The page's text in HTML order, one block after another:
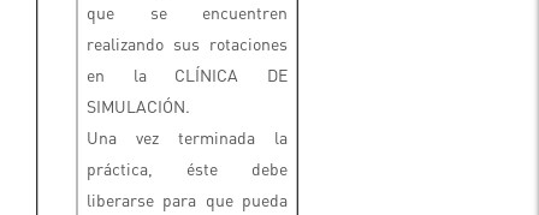
que se encuentren
realizando sus rotaciones
en la CLÍNICA DE
SIMULACIÓN.
Una vez terminada la
práctica, éste debe
liberarse para que pueda